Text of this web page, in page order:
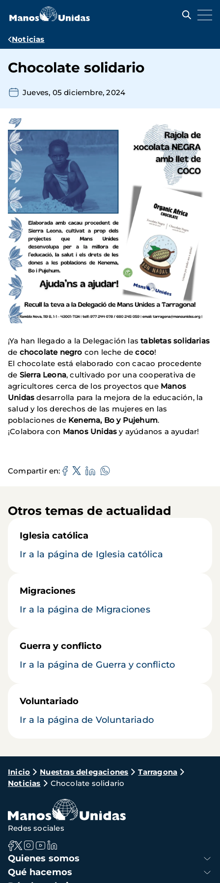
contenido
Ruta
navegación
Noticias
Chocolate solidario
Jueves, 05 diciembre, 2024
¡Ya han llegado a la Delegación las tabletas solidarias
de chocolate negro con leche decoco!
El chocolate está elaborado con cacao procedente
de Sierra Leona, cultivado por una cooperativa de
agricultores cerca de los proyectos que Manos
Unidas desarrolla para la mejora de la educación, la
salud y los derechos de las mujeres en las
poblaciones de Kenema, Bo y Pujehum.
¡Colabora con Manos Unidas y ayúdanos a ayudar!
Compartir en
Otros temas de actualidad
Iglesia católica
Ir a la página de Iglesia católica
Migraciones
Ir a la página de Migraciones
Guerra y conflicto
Ir a la página de Guerra y conflicto
Voluntariado
Ir a la página de Voluntariado
Ruta
de
navegación
Inicio Nuestras delegaciones
Tarragona
Noticias
Chocolate solidario
Navegación
principal
Quienes somos
Qué hacemos
Redes sociales